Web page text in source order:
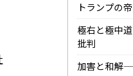
トランプの
極右と極中
批判
加害と和解